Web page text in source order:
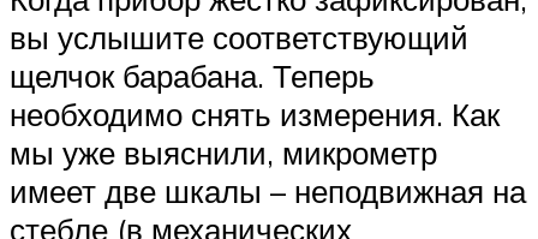
вы услышите соответствующий
щелчок барабана. Теперь
необходимо снять измерения. Как
мы уже выяснили, микрометр
имеет две шкалы – неподвижная на
стебле (в механических